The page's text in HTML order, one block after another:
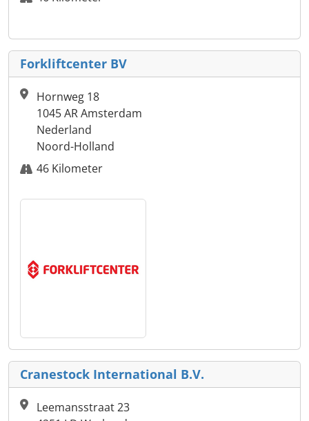
Forkliftcenter BV
Hornweg 18
1045 AR Amsterdam
Nederland
Noord-Holland
46 Kilometer
Cranestock International B.V.
Leemansstraat 23